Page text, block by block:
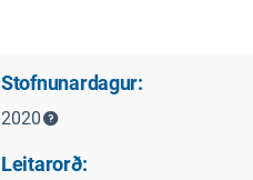
Stofnunardagur:
2020
Leitarorð: